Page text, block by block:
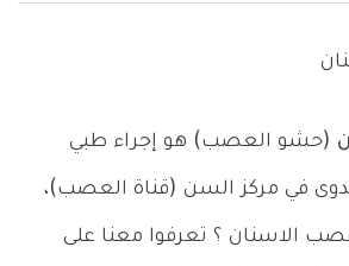
(حشو العصب) هو إجراء طبي
في مركز السن (قناة العصب)،
الاسنان ؟ تعرفوا معنا على